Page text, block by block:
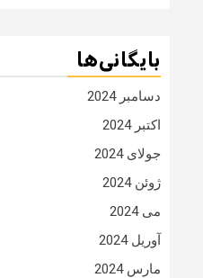
بایگانی‌ها
دسامبر 2024
اکتبر 2024
جولای 2024
ژوئن 2024
می 2024
آوریل 2024
مارس 2024